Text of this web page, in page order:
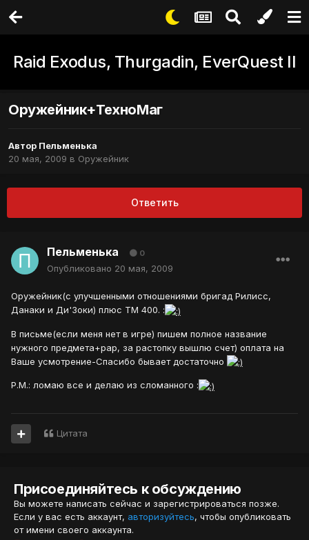
Raid Exodus, Thurgadin, EverQuest II
Оружейник+ТехноМаг
Автор Пельменька
20 мая, 2009 в Оружейник
Ответить
Пельменька 0
Опубликовано 20 мая, 2009
Оружейник(с улучшенными отношениями бригад Рилисс,
Данаки и Ди'Зоки) плюс ТМ 400. :
В письме(если меня нет в игре) пишем полное название
нужного предмета+рар, за растопку вышлю счет) оплата на
Ваше усмотрение-Спасибо бывает достаточно
P.M.: ломаю все и делаю из сломанного :
Цитата
Присоединяйтесь к обсуждению
Вы можете написать сейчас и зарегистрироваться позже.
Если у вас есть аккаунт, авторизуйтесь, чтобы опубликовать
от имени своего аккаунта.